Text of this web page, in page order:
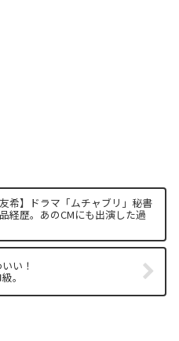
友希】ドラマ「ムチャブリ」秘書
経歴。あのCMにも出演した過
い！
。